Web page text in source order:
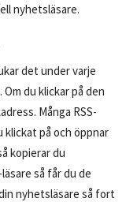
nyhetsläsare.
det under varje
du klickar på den
Många RSS-
klickat på och öppnar
kopierar du
så får du de
nyhetsläsare så fort